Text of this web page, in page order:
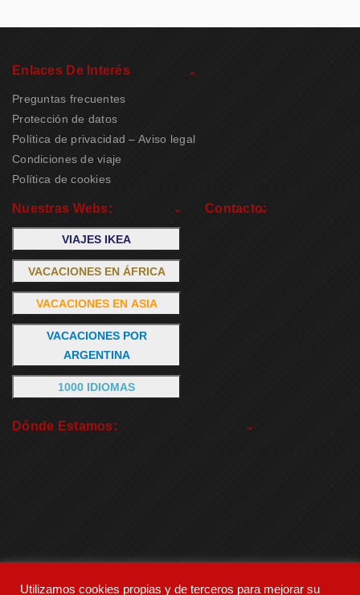
Enlaces De Interés
Preguntas frecuentes
Protección de datos
Política de privacidad – Aviso legal
Condiciones de viaje
Política de cookies
Nuestras Webs:
VIAJES IKEA
VACACIONES EN ÁFRICA
VACACIONES EN ASIA
VACACIONES POR
ARGENTINA
1000 IDIOMAS
Contacto:
Dónde Estamos:
Utilizamos cookies propias y de terceros para mejorar su